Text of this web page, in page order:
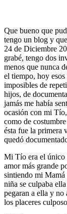
Que bueno que
tengo un blog y
24 de Diciembre
grabé, tengo dos
menos que nunca
el tiempo, hoy
imposibles de
hijos, de
jamás me había
ocasión con mi
como de
ésta fue la primera
quedó
Mi Tío era el único
amor más grande
sintiendo mi Mamá
niña se culpaba
pegaran a ella y no
los placeres